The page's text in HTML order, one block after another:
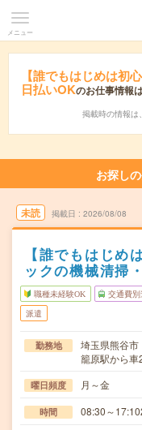
メニュー
【誰でもはじめは初
日払いOKのお仕事情報
掲載時の情報は、
お探し
未読 掲載日 2026/08/08
【誰でもはじめ
ックの機械清掃
職種未経験OK 交通費別
派遣
勤務地
埼玉県熊谷市
籠原駅から車
曜日頻度 月～金
時間 08:30～